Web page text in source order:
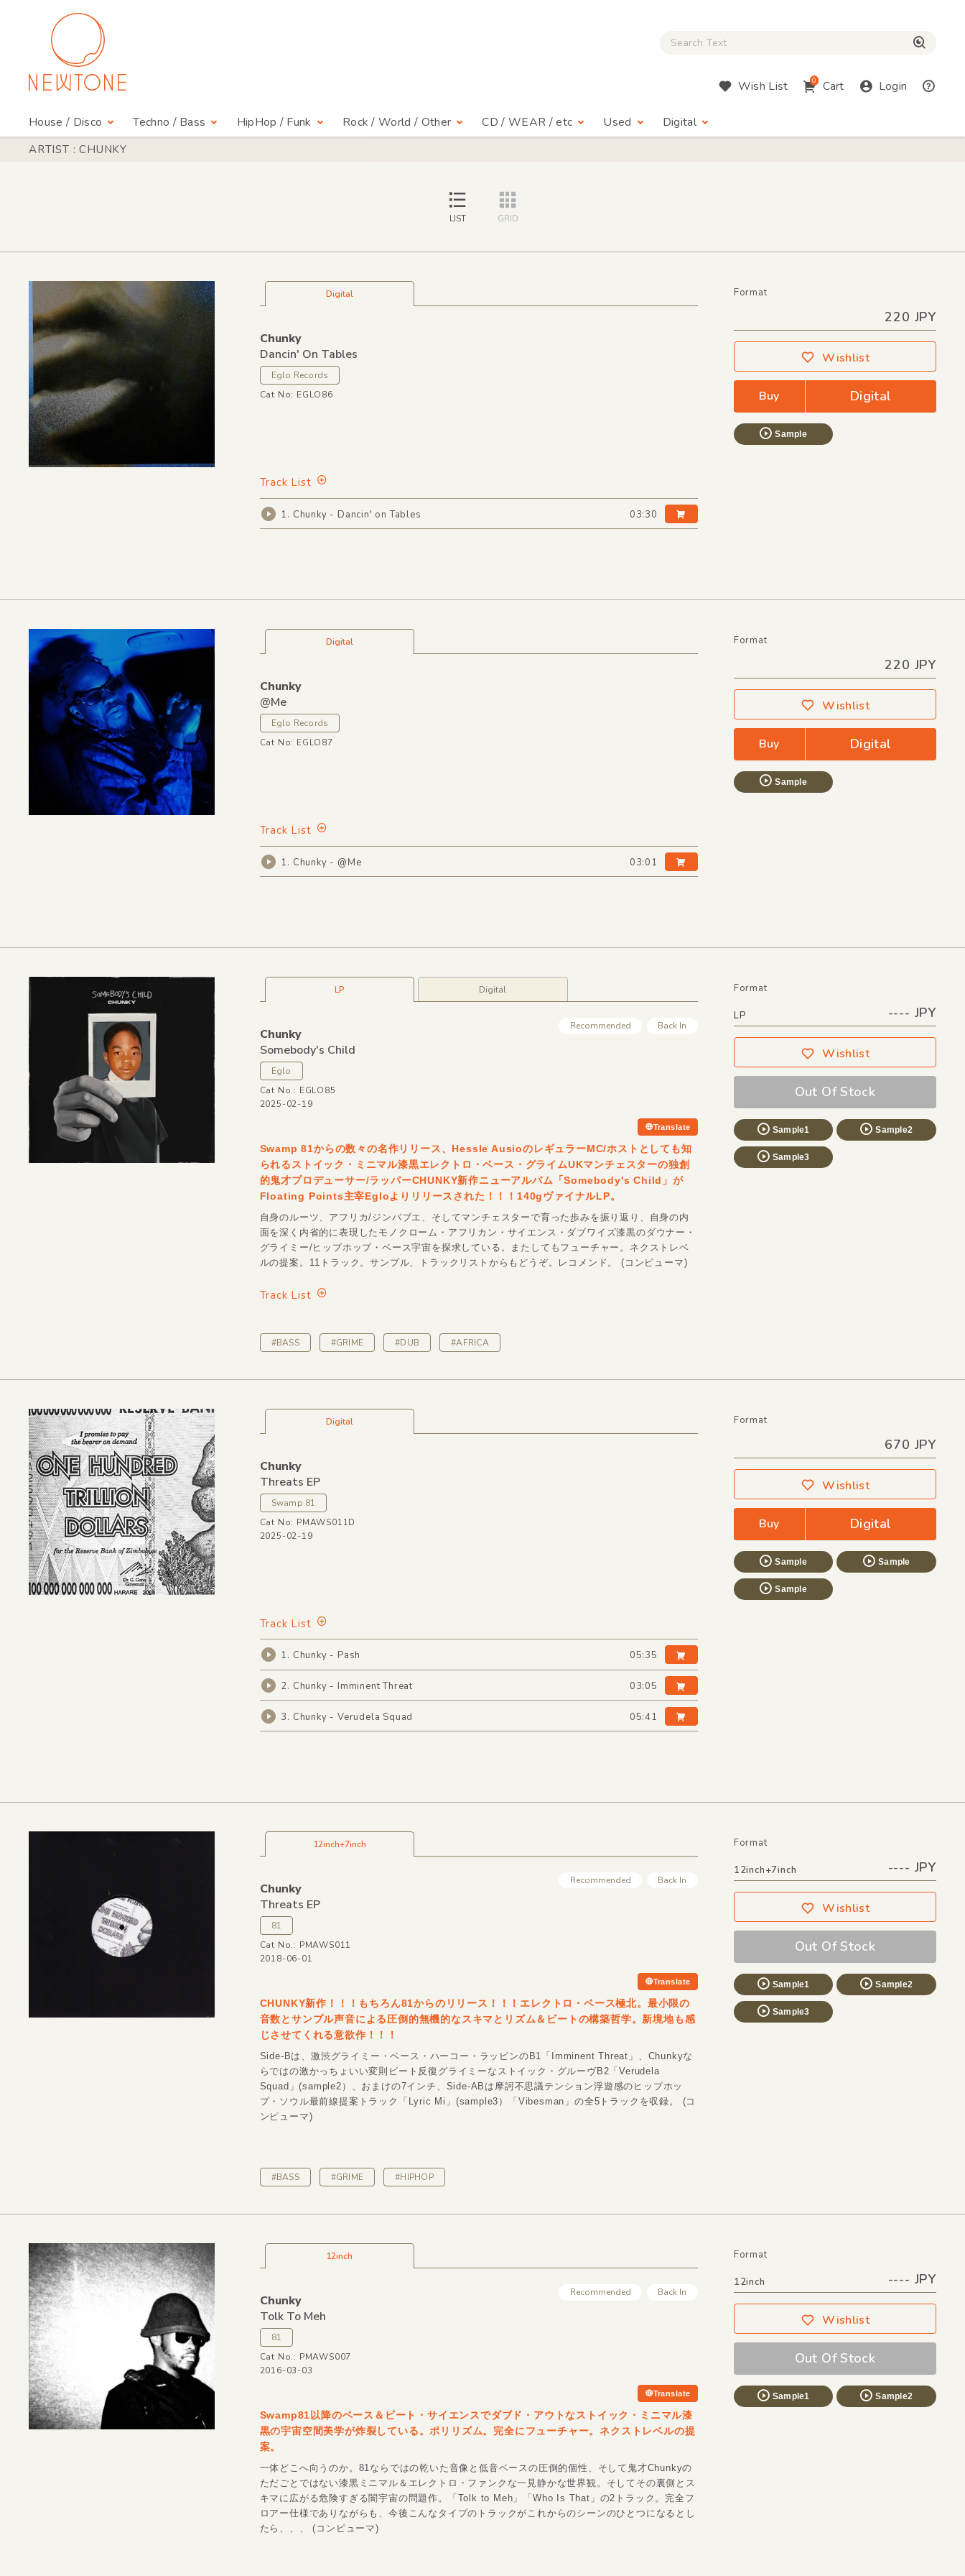
Close Search box
Wish List 0 Cart Login
House / Disco Techno / Bass HipHop / Funk Rock / World / Other CD / WEAR / etc Used Digital
ARTIST : CHUNKY
LIST GRID
Digital
Chunky
Dancin' On Tables
Eglo Records
Cat No: EGLO86
Format
220 JPY
Wishlist
Buy Digital
Sample
Track List
1. Chunky - Dancin' on Tables 03:30
Digital
Chunky
@Me
Eglo Records
Cat No: EGLO87
Format
220 JPY
Wishlist
Buy Digital
Sample
Track List
1. Chunky - @Me 03:01
LP Digital
Recommended Back In
Chunky
Somebody's Child
Eglo
Cat No.: EGLO85
2025-02-19
Translate
Format
LP ---- JPY
Wishlist
Out Of Stock
Sample1 Sample2
Sample3
Swamp 81からの数々の名作リリース、Hessle AusioのレギュラーMC/ホストとしても知
られるストイック・ミニマル漆黒エレクトロ・ベース・グライムUKマンチェスターの独創
的鬼才プロデューサー/ラッパーCHUNKY新作ニューアルバム「Somebody's Child」が
Floating Points主宰Egloよりリリースされた！！！140gヴァイナルLP。
自身のルーツ、アフリカ/ジンバブエ、そしてマンチェスターで育った歩みを振り返り、自身の内
面を深く内省的に表現したモノクローム・アフリカン・サイエンス・ダブワイズ漆黒のダウナー・
グライミー/ヒップホップ・ベース宇宙を探求している。またしてもフューチャー。ネクストレベ
ルの提案。11トラック。サンプル、トラックリストからもどうぞ。レコメンド。 (コンピューマ)
Track List
#BASS #GRIME #DUB #AFRICA
Digital
Chunky
Threats EP
Swamp 81
Cat No: PMAWS011D
2025-02-19
Format
670 JPY
Wishlist
Buy Digital
Sample Sample
Sample
Track List
1. Chunky - Pash 05:35
2. Chunky - Imminent Threat 03:05
3. Chunky - Verudela Squad 05:41
12inch+7inch
Recommended Back In
Chunky
Threats EP
81
Cat No.: PMAWS011
2018-06-01
Translate
Format
12inch+7inch ---- JPY
Wishlist
Out Of Stock
Sample1 Sample2
Sample3
CHUNKY新作！！！もちろん81からのリリース！！！エレクトロ・ベース極北。最小限の
音数とサンプル声音による圧倒的無機的なスキマとリズム＆ビートの構築哲学。新境地も感
じさせてくれる意欲作！！！
Side-Bは、激渋グライミー・ベース・ハーコー・ラッピンのB1「Imminent Threat」、Chunkyな
らではの激かっちょいい変則ビート反復グライミーなストイック・グルーヴB2「Verudela
Squad」(sample2）、おまけの7インチ、Side-ABは摩訶不思議テンション浮遊感のヒップホッ
プ・ソウル最前線提案トラック「Lyric Mi」(sample3）「Vibesman」の全5トラックを収録。 (コ
ンピューマ)
#BASS #GRIME #HIPHOP
12inch
Recommended Back In
Chunky
Tolk To Meh
81
Cat No.: PMAWS007
2016-03-03
Translate
Format
12inch ---- JPY
Wishlist
Out Of Stock
Sample1 Sample2
Swamp81以降のベース＆ビート・サイエンスでダブド・アウトなストイック・ミニマル漆
黒の宇宙空間美学が炸裂している。ポリリズム。完全にフューチャー。ネクストレベルの提
案。
一体どこへ向うのか。81ならではの乾いた音像と低音ベースの圧倒的個性、そして鬼才Chunkyの
ただごとではない漆黒ミニマル＆エレクトロ・ファンクな一見静かな世界観。そしてその裏側とス
キマに広がる危険すぎる闇宇宙の問題作。「Tolk to Meh」「Who Is That」の2トラック。完全フ
ロアー仕様でありながらも、今後こんなタイプのトラックがこれからのシーンのひとつになるとし
たら、、、 (コンピューマ)